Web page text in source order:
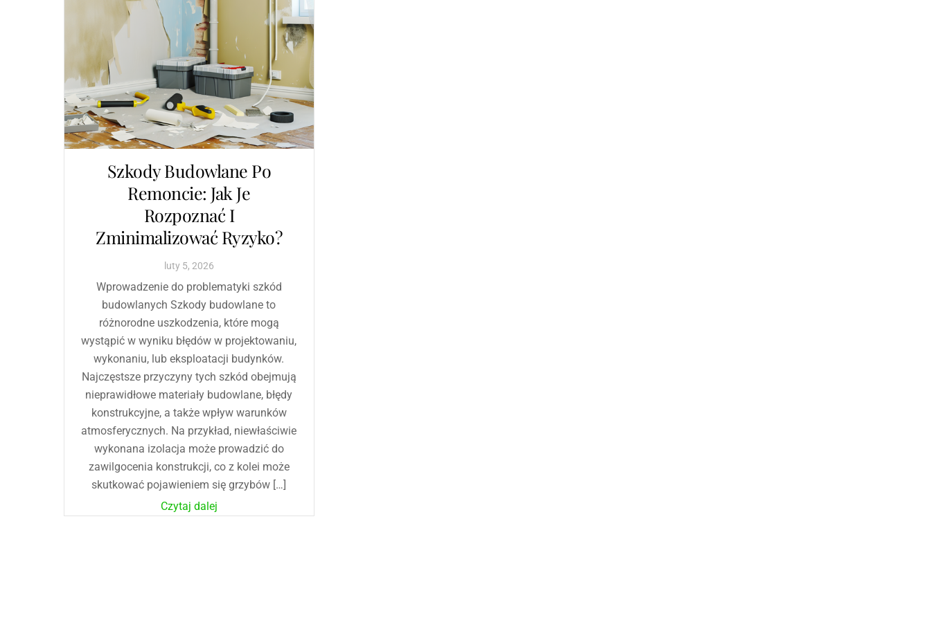
Szkody Budowlane Po
Remoncie: Jak Je
Rozpoznać I
Zminimalizować Ryzyko?
luty 5, 2026
Wprowadzenie do problematyki szkód
budowlanych Szkody budowlane to
różnorodne uszkodzenia, które mogą
wystąpić w wyniku błędów w projektowaniu,
wykonaniu, lub eksploatacji budynków.
Najczęstsze przyczyny tych szkód obejmują
nieprawidłowe materiały budowlane, błędy
konstrukcyjne, a także wpływ warunków
atmosferycznych. Na przykład, niewłaściwie
wykonana izolacja może prowadzić do
zawilgocenia konstrukcji, co z kolei może
skutkować pojawieniem się grzybów […]
Czytaj dalej